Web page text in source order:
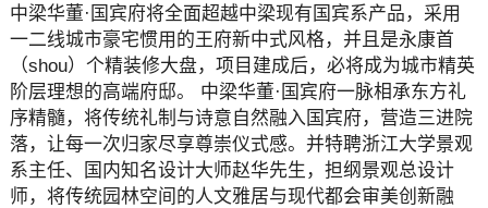
中梁华董·国宾府将全面超越中梁现有国宾系产品，采用
一二线城市豪宅惯用的王府新中式风格，并且是永康首
（shou）个精装修大盘，项目建成后，必将成为城市精英
阶层理想的高端府邸。 中梁华董·国宾府一脉相承东方礼
序精髓，将传统礼制与诗意自然融入国宾府，营造三进院
落，让每一次归家尽享尊崇仪式感。并特聘浙江大学景观
系主任、国内知名设计大师赵华先生，担纲景观总设计
师，将传统园林空间的人文雅居与现代都会审美创新融